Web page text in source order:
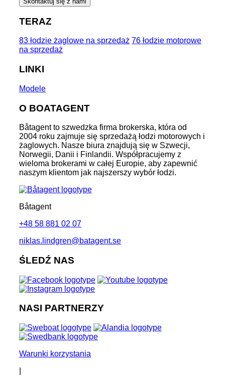
TERAZ
83 łodzie żaglowe na sprzedaż 76 łodzie motorowe
na sprzedaż
LINKI
Modele
O BOATAGENT
Båtagent to szwedzka firma brokerska, która od
2004 roku zajmuje się sprzedażą łodzi motorowych i
żaglowych. Nasze biura znajdują się w Szwecji,
Norwegii, Danii i Finlandii. Współpracujemy z
wieloma brokerami w całej Europie, aby zapewnić
naszym klientom jak najszerszy wybór łodzi.
Båtagent
+48 58 881 02 07
niklas.lindgren@batagent.se
ŚLEDŹ NAS
NASI PARTNERZY
Warunki korzystania